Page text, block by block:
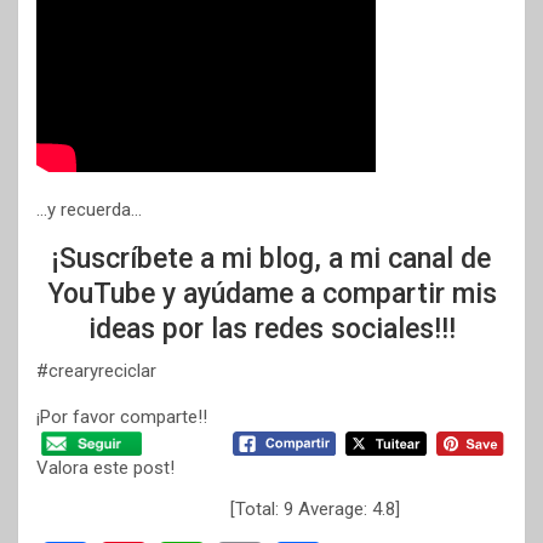
…y recuerda…
¡Suscríbete a mi blog, a mi canal de
YouTube y ayúdame a compartir mis
ideas por las redes sociales!!!
#crearyreciclar
¡Por favor comparte!!
Valora este post!
[Total: 9 Average: 4.8]